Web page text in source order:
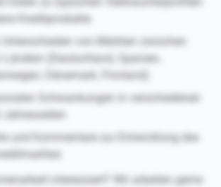
Kreditprodukte
Unterschieden von Märkten zwischen
(Deutschland, Spanien,
Dänemark, Finnland)
Schwankungen in verschiedenen
und Kommentare zur Entwicklung des
interessiert? Wir arbeiten gerne